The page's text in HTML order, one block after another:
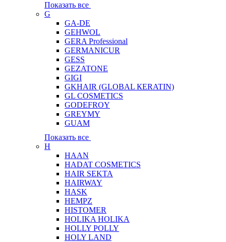
Показать все
G
GA-DE
GEHWOL
GERA Professional
GERMANICUR
GESS
GEZATONE
GIGI
GKHAIR (GLOBAL КЕRATIN)
GL COSMETICS
GODEFROY
GREYMY
GUAM
Показать все
H
HAAN
HADAT COSMETICS
HAIR SEKTA
HAIRWAY
HASK
HEMPZ
HISTOMER
HOLIKA HOLIKA
HOLLY POLLY
HOLY LAND